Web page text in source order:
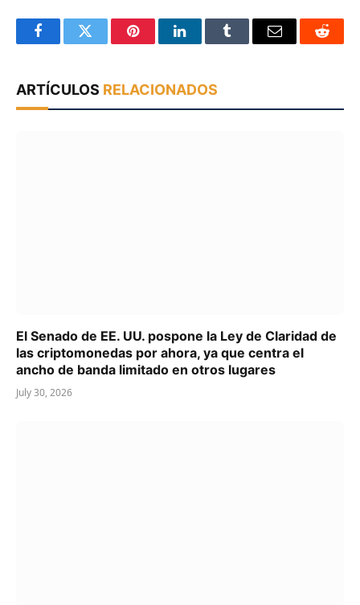
FacebookTwitter PinterestLinkedInTumblr Email Reddit
ARTÍCULOS RELACIONADOS
El Senado de EE. UU. pospone la Ley de Claridad de
las criptomonedas por ahora, ya que centra el
ancho de banda limitado en otros lugares
July 30, 2026